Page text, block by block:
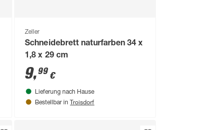
Zeller
Schneidebrett naturfarben 34 x
1,8 x 29 cm
9,99 €
Lieferung nach Hause
Bestellbar in Troisdorf